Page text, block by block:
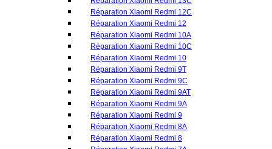
Réparation Xiaomi Redmi 9A
Réparation Xiaomi Redmi 9
Réparation Xiaomi Redmi 8A
Réparation Xiaomi Redmi 8
Réparation Xiaomi Redmi 7A
Réparation Xiaomi Redmi 7
Réparation Xiaomi Redmi 6 Pro
Réparation Xiaomi Redmi 6A
Réparation Xiaomi Redmi 5 Plus
Réparation Xiaomi Redmi 5A
Réparation Xiaomi Redmi 5
Réparation Xiaomi Redmi 6
Réparation Xiaomi Redmi A5